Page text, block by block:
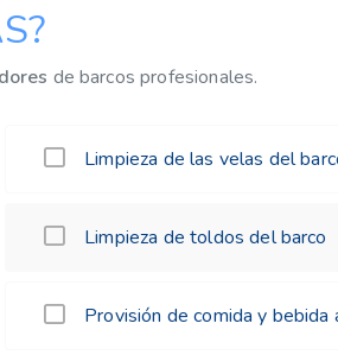
de barcos profesionales.
Limpieza de las velas del
Limpieza de toldos del barco
Provisión de comida y bebida